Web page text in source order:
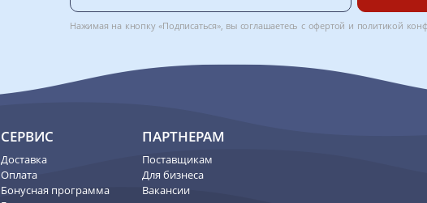
Нажимая на кнопку «Подписаться», вы соглашаетесь с офертой и политикой
СЕРВИС
Доставка
Оплата
Бонусная программа
ПАРТНЕРАМ
Поставщикам
Для бизнеса
Вакансии